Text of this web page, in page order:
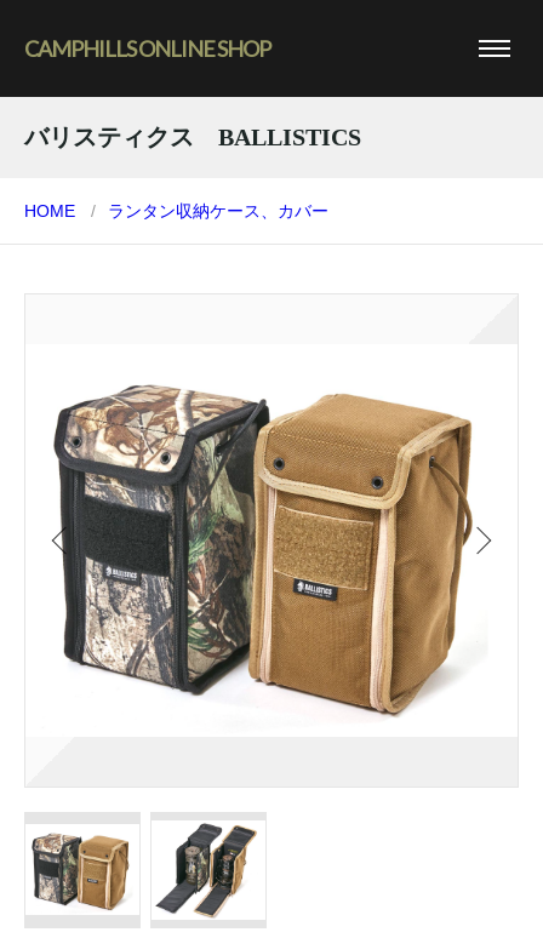
CAMPHILLS ONLINE SHOP
バリスティクス BALLISTICS
HOME ランタン収納ケース、カバー